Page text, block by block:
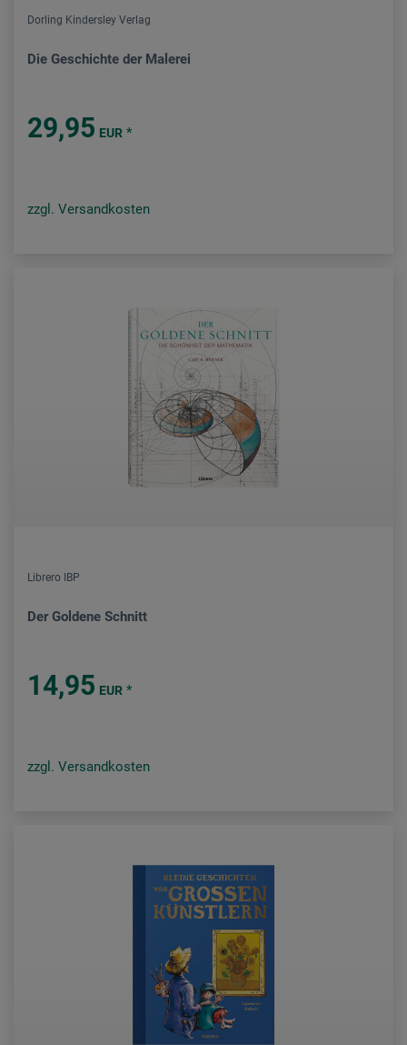
Dorling Kindersley Verlag
Die Geschichte der Malerei
29,95 EUR *
zzgl. Versandkosten
Librero IBP
Der Goldene Schnitt
14,95 EUR *
zzgl. Versandkosten